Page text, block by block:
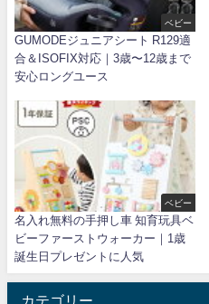
ベビー
GUMODEジュニアシート R129適
合＆ISOFIX対応｜3歳〜12歳まで
安心ロングユース
ベビー
名入れ無料の手押し車 知育玩具ベ
ビーファーストウォーカー｜1歳
誕生日プレゼントに人気
カテゴリー